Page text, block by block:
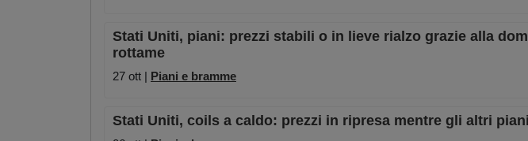
Stati Uniti, piani: prezzi stabili o in lieve rialzo grazie alla
rottame
27 ott | Piani e bramme
Stati Uniti, coils a caldo: prezzi in ripresa mentre gli altri